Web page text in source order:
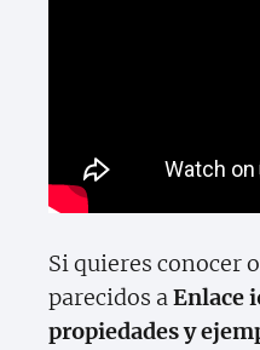
Si quieres conocer
parecidos aEnlace
propiedades y